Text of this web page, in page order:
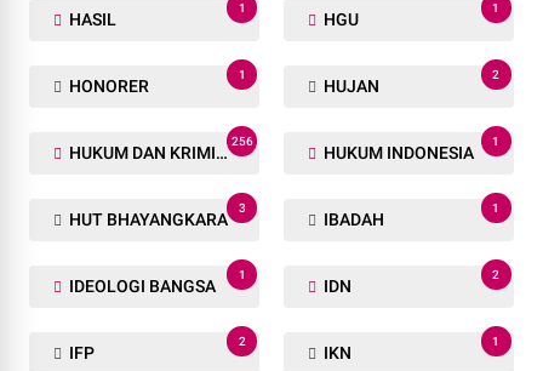
HASIL
1
HGU
1
HONORER
1
HUJAN
2
HUKUM DAN KRIMINAL
256
HUKUM INDONESIA
1
HUT BHAYANGKARA
3
IBADAH
1
IDEOLOGI BANGSA
1
IDN
2
IFP
2
IKN
1